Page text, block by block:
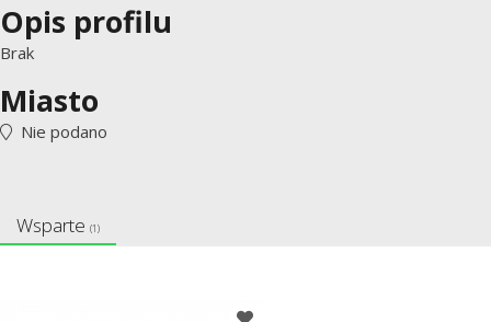
Opis profilu
Brak
Miasto
Nie podano
Wsparte (1)